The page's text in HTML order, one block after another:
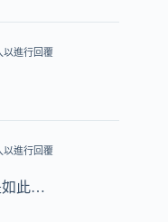
以進行回覆
以進行回覆
如此…